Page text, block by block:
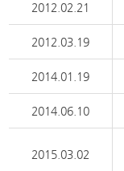
2012.02.21
2012.03.19
2014.01.19
2014.06.10
2015.03.02